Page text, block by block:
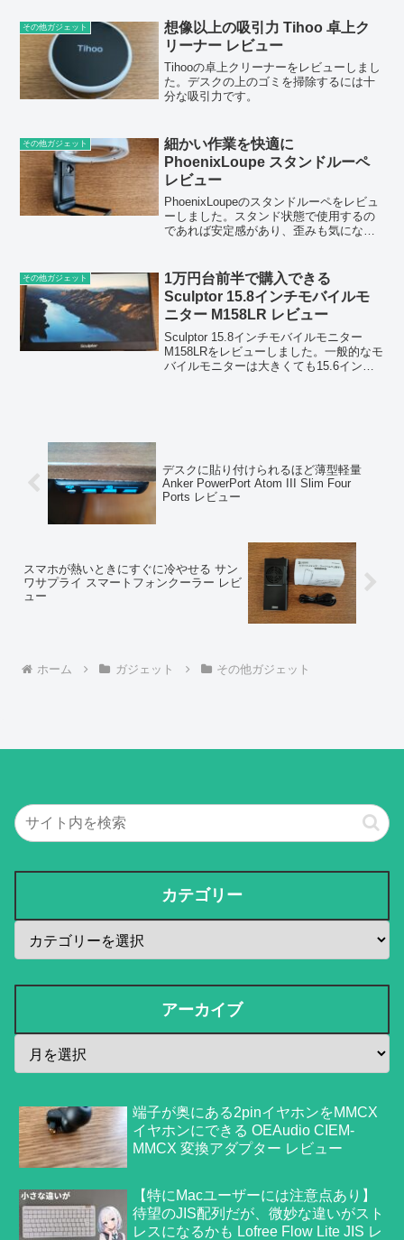
その他ガジェット
想像以上の吸引力 Tihoo 卓上ク
リーナー レビュー
Tihooの卓上クリーナーをレビューしまし
た。デスクの上のゴミを掃除するには十
分な吸引力です。
その他ガジェット
細かい作業を快適に
PhoenixLoupe スタンドルーペ
レビュー
PhoenixLoupeのスタンドルーペをレビュ
ーしました。スタンド状態で使用するの
であれば安定感があり、歪みも気になり
その他ガジェット
1万円台前半で購入できる
Sculptor 15.8インチモバイルモ
ニター M158LR レビュー
Sculptor 15.8インチモバイルモニター
M158LRをレビューしました。一般的なモ
バイルモニターは大きくても15.6インチ
デスクに貼り付けられるほど薄型軽量
Anker PowerPort Atom III Slim Four
Ports レビュー
スマホが熱いときにすぐに冷やせる サン
ワサプライ スマートフォンクーラー レビ
ュー
ホーム ガジェット その他ガジェット
カテゴリー
アーカイブ
端子が奥にある2pinイヤホンをMMCX
イヤホンにできる OEAudio CIEM-
MMCX 変換アダプター レビュー
【特にMacユーザーには注意点あり】
待望のJIS配列だが、微妙な違いがスト
レスになるかも Lofree Flow Lite JIS レ